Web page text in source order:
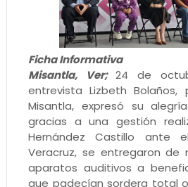
Ficha Informativa
Misantla, Ver;24 de
entrevista Lizbeth Bolaños,
Misantla, expresó su
gracias a una gestión
Hernández Castillo ante
Veracruz, se entregaron de
aparatos auditivos a
que padecían sordera total